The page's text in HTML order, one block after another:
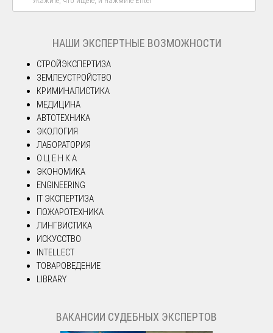
НАШИ ЭКСПЕРТНЫЕ ВОЗМОЖНОСТИ
СТРОЙЭКСПЕРТИЗА
ЗЕМЛЕУСТРОЙСТВО
КРИМИНАЛИСТИКА
МЕДИЦИНА
АВТОТЕХНИКА
ЭКОЛОГИЯ
ЛАБОРАТОРИЯ
О Ц Е Н К А
ЭКОНОМИКА
ENGINEERING
IT ЭКСПЕРТИЗА
ПОЖАРОТЕХНИКА
ЛИНГВИСТИКА
ИСКУССТВО
INTELLECT
ТОВАРОВЕДЕНИЕ
LIBRARY
ВАКАНСИИ СУДЕБНЫХ ЭКСПЕРТОВ